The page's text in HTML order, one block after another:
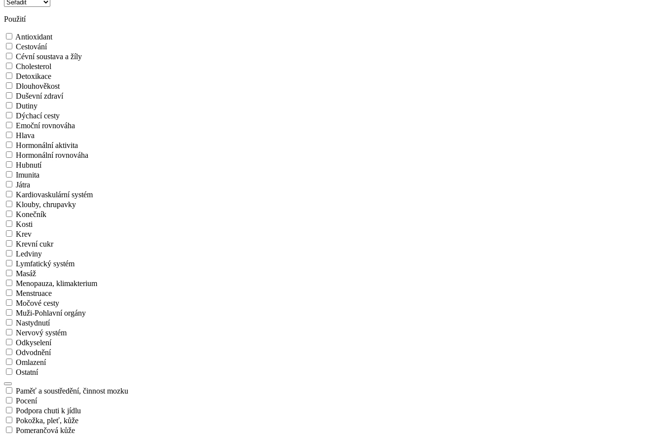
Použití
Antioxidant
Cestování
Cévní soustava a žíly
Cholesterol
Detoxikace
Dlouhověkost
Duševní zdraví
Dutiny
Dýchací cesty
Emoční rovnováha
Hlava
Hormonální aktivita
Hormonální rovnováha
Hubnutí
Imunita
Játra
Kardiovaskulární systém
Klouby, chrupavky
Konečník
Kosti
Krev
Krevní cukr
Ledviny
Lymfatický systém
Masáž
Menopauza, klimakterium
Menstruace
Močové cesty
Muži-Pohlavní orgány
Nastydnutí
Nervový systém
Odkyselení
Odvodnění
Omlazení
Ostatní
Paměť a soustředění, činnost mozku
Pocení
Podpora chuti k jídlu
Pokožka, pleť, kůže
Pomerančová kůže